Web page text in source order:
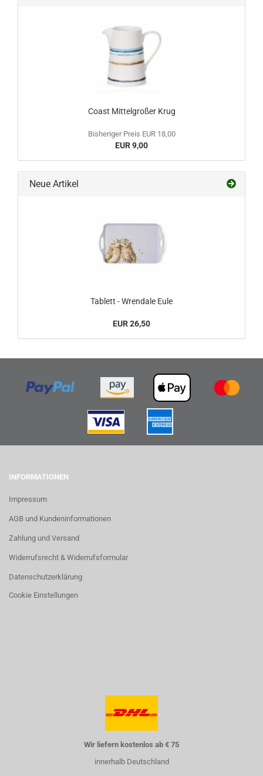
Coast Mittelgroßer Krug
Bisheriger Preis EUR 18,00
EUR 9,00
Neue Artikel
Tablett - Wrendale Eule
EUR 26,50
INFORMATIONEN
Impressum
AGB und Kundeninformationen
Zahlung und Versand
Widerrufsrecht & Widerrufsformular
Datenschutzerklärung
Cookie Einstellungen
Wir liefern kostenlos ab € 75
innerhalb Deutschland